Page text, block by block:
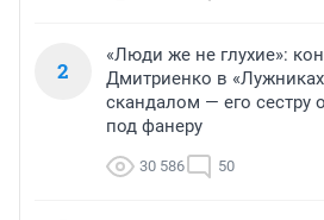
2
«Люди же не глухие»:
Дмитриенко в
скандалом — его сестру
под фанеру
30 586 50